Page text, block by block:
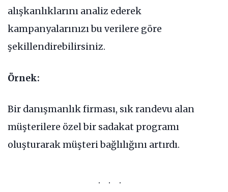
alışkanlıklarını analiz ederek
kampanyalarınızı bu verilere göre
şekillendirebilirsiniz.
Örnek:
Bir danışmanlık firması, sık randevu alan
müşterilere özel bir sadakat programı
oluşturarak müşteri bağlılığını artırdı.